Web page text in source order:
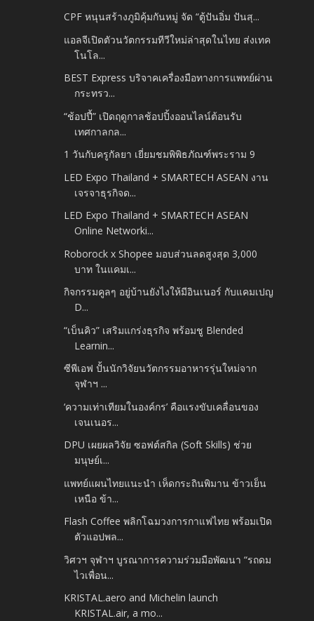
CPF หนุนสร้างภูมิคุ้มกันหมู่ จัด “ตู้ปันอิ่ม ปันสุ...
แอลจีเปิดตัวนวัตกรรมทีวีใหม่ล่าสุดในไทย ส่งเทค
โนโล...
BEST Express บริจาคเครื่องมือทางการแพทย์ผ่าน
กระทรว...
“ช้อปปี้” เปิดฤดูกาลช้อปปิ้งออนไลน์ต้อนรับ
เทศกาลกล...
1 วันกับครูกัลยา เยี่ยมชมพิพิธภัณฑ์พระราม 9
LED Expo Thailand + SMARTECH ASEAN งาน
เจรจาธุรกิจด...
LED Expo Thailand + SMARTECH ASEAN
Online Networki...
Roborock x Shopee มอบส่วนลดสูงสุด 3,000
บาท ในแคมเ...
กิจกรรมคูลๆ อยู่บ้านยังไงให้มีอินเนอร์ กับแคมเปญ
D...
“เบ็นคิว” เสริมแกร่งธุรกิจ พร้อมชู Blended
Learnin...
ซีพีเอฟ ปั้นนักวิจัยนวัตกรรมอาหารรุ่นใหม่จาก
จุฬาฯ ...
‘ความเท่าเทียมในองค์กร’ คือแรงขับเคลื่อนของ
เจนเนอร...
DPU เผยผลวิจัย ซอฟต์สกิล (Soft Skills) ช่วย
มนุษย์เ...
แพทย์แผนไทยแนะนำ เห็ดกระถินพิมาน ข้าวเย็น
เหนือ ข้า...
Flash Coffee พลิกโฉมวงการกาแฟไทย พร้อมเปิด
ตัวแอปพล...
วิศวฯ จุฬาฯ บูรณาการความร่วมมือพัฒนา “รถดม
ไวเพื่อน...
KRISTAL.aero and Michelin launch
KRISTAL.air, a mo...